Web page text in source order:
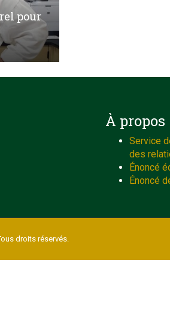
pour
À propos
Service
des
Énoncé
Énoncé
droits réservés.